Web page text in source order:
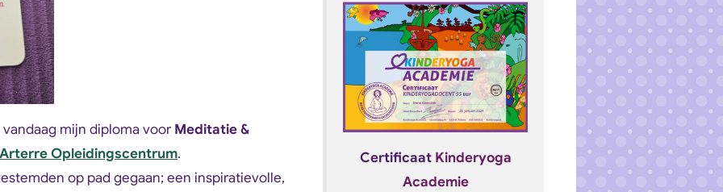
mijn diploma voor Meditatie &
Arterre Opleidingscentrum.
op pad gegaan; een inspiratievolle,
Certificaat Kinderyoga
Academie